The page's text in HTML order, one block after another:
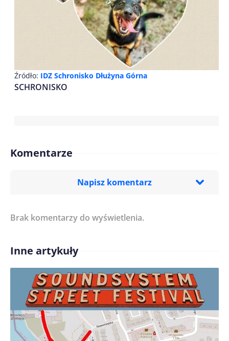
Źródło: IDZ Schronisko Dłużyna Górna
SCHRONISKO
Komentarze
Napisz komentarz
Treść komentarza*
Imię/ Nick*
Brak komentarzy do wyświetlenia.
Inne artykuły